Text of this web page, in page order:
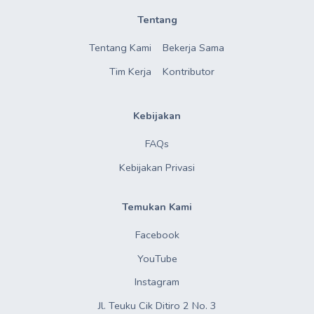
Tentang
Tentang Kami
Tim Kerja
Bekerja Sama
Kontributor
Kebijakan
FAQs
Kebijakan Privasi
Temukan Kami
Facebook
YouTube
Instagram
Jl. Teuku Cik Ditiro 2 No. 3